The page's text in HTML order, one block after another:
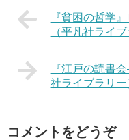
『貧困の哲学
（平凡社ライブ
『江戸の読書
社ライブラリー
コメントをどうぞ